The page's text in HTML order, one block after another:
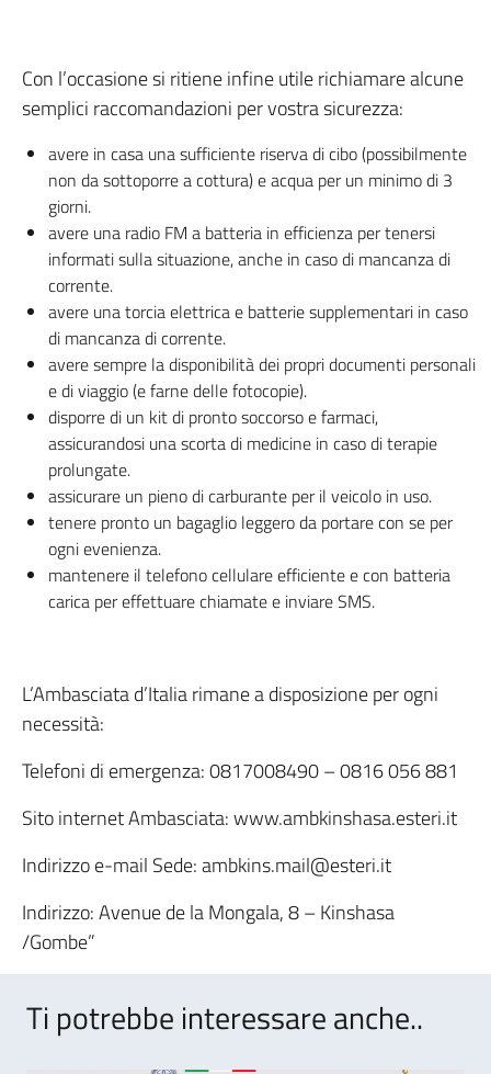
Con l’occasione si ritiene infine utile richiamare alcune
semplici raccomandazioni per vostra sicurezza:
avere in casa una sufficiente riserva di cibo (possibilmente
non da sottoporre a cottura) e acqua per un minimo di 3
giorni.
avere una radio FM a batteria in efficienza per tenersi
informati sulla situazione, anche in caso di mancanza di
corrente.
avere una torcia elettrica e batterie supplementari in caso
di mancanza di corrente.
avere sempre la disponibilità dei propri documenti personali
e di viaggio (e farne delle fotocopie).
disporre di un kit di pronto soccorso e farmaci,
assicurandosi una scorta di medicine in caso di terapie
prolungate.
assicurare un pieno di carburante per il veicolo in uso.
tenere pronto un bagaglio leggero da portare con se per
ogni evenienza.
mantenere il telefono cellulare efficiente e con batteria
carica per effettuare chiamate e inviare SMS.
L’Ambasciata d’Italia rimane a disposizione per ogni
necessità:
Telefoni di emergenza: 0817008490 – 0816 056 881
Sito internet Ambasciata: www.ambkinshasa.esteri.it
Indirizzo e-mail Sede: ambkins.mail@esteri.it
Indirizzo: Avenue de la Mongala, 8 – Kinshasa
/Gombe”
Ti potrebbe interessare anche..